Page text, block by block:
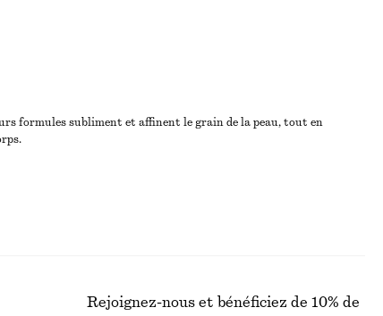
formules subliment et affinent le grain de la peau, tout en
Rejoignez-nous et bénéficiez de 10% de